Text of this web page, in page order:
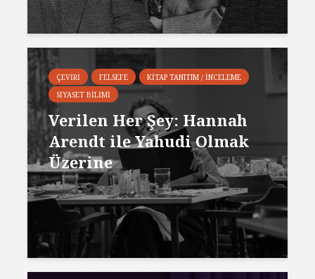
ÇEVIRI FELSEFE
KITAP TANITIM / İNCELEME
SIYASET BILIMI
Verilen Her Şey: Hannah
Arendt ile Yahudi Olmak
Üzerine